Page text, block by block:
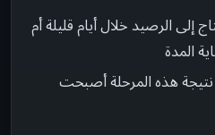
إلى الرصيد خلال أيام قليلة أم
المدة
نتيجة هذه المرحلة أصبحت